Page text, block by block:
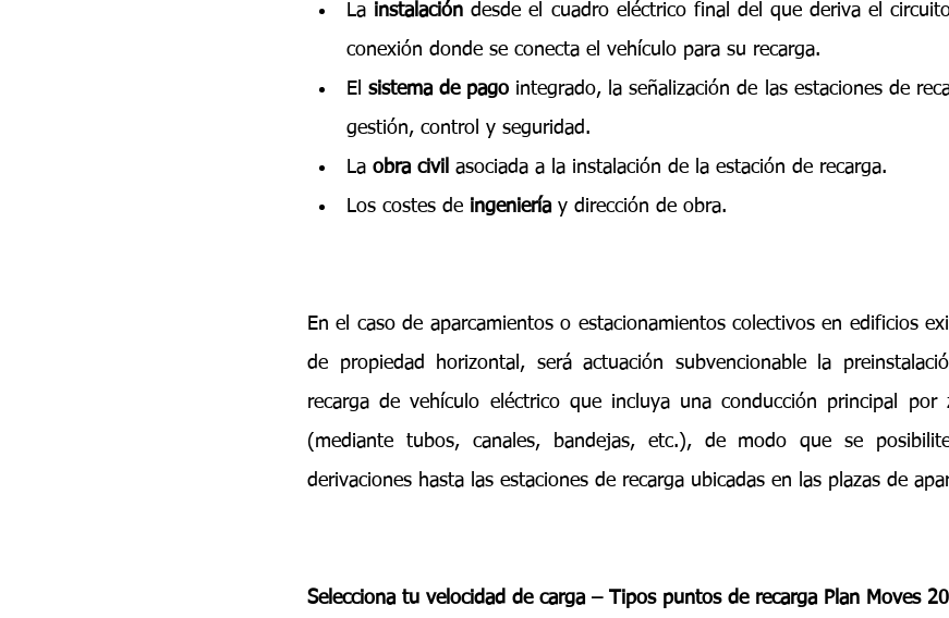
La instalación desde el cuadro eléctrico final del que deriva el
conexión donde se conecta el vehículo para su recarga.
El sistema de pago integrado, la señalización de las estaciones de
gestión, control y seguridad.
La obra civil asociada a la instalación de la estación de recarga.
Los costes de ingeniería y dirección de obra.
En el caso de aparcamientos o estacionamientos colectivos en edificios
de propiedad horizontal, será actuación subvencionable la
recarga de vehículo eléctrico que incluya una conducción principal por
(mediante tubos, canales, bandejas, etc.), de modo que se
derivaciones hasta las estaciones de recarga ubicadas en las plazas de
Selecciona tu velocidad de carga – Tipos puntos de recarga Plan Moves